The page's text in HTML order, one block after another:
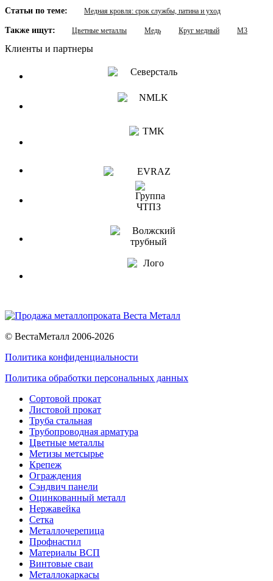
Статьи по теме: Медная кровля: срок службы, патина и уход
Также ищут: Цветные металлы Медь Круг медный М3
Клиенты и партнеры
© ВестаМеталл 2006-2026
Политика конфиденциальности
Политика обработки персональных данных
Сортовой прокат
Листовой прокат
Труба стальная
Трубопроводная арматура
Цветные металлы
Метизы метсырье
Крепеж
Ограждения
Сэндвич панели
Оцинкованный металл
Нержавейка
Сетка
Металлочерепица
Профнастил
Материалы ВСП
Винтовые сваи
Металлокаркасы